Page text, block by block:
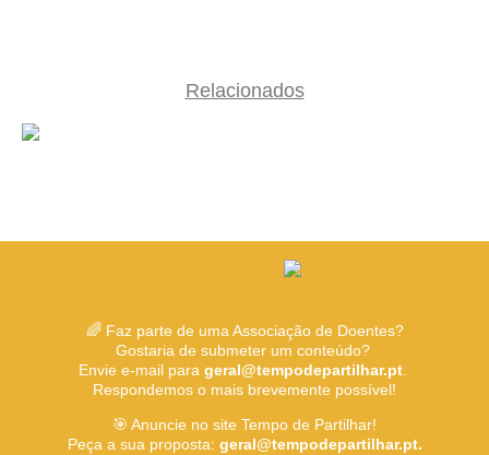
Relacionados
🌈 Faz parte de uma Associação de Doentes?
Gostaria de submeter um conteúdo?
Envie e-mail para geral@tempodepartilhar.pt.
Respondemos o mais brevemente possível!
🎯 Anuncie no site Tempo de Partilhar!
Peça a sua proposta: geral@tempodepartilhar.pt.